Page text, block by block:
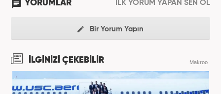
YORUMLAR İLK YORUM YAPAN SEN OL
Bir Yorum Yapın
İLGİNİZİ ÇEKEBİLİR Makroo